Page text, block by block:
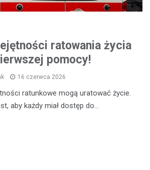
ratowania życia
pomocy!
16 czerwca 2026
ratunkowe mogą uratować życie.
aby każdy miał dostęp do…